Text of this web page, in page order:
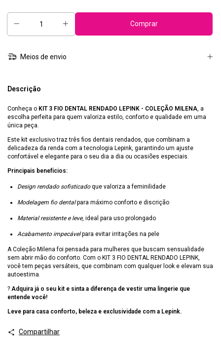
Meios de envio
Descrição
Conheça o KIT 3 FIO DENTAL RENDADO LEPINK - COLEÇÃO MILENA, a
escolha perfeita para quem valoriza estilo, conforto e qualidade em uma
única peça.
Este kit exclusivo traz três fios dentais rendados, que combinam a
delicadeza da renda com a tecnologia Lepink, garantindo um ajuste
confortável e elegante para o seu dia a dia ou ocasiões especiais.
Principais benefícios:
Design rendado sofisticadoque valoriza a feminilidade
Modelagem fio dentalpara máximo conforto e discrição
Material resistente e leve, ideal para uso prolongado
Acabamento impecávelpara evitar irritações na pele
A Coleção Milena foi pensada para mulheres que buscam sensualidade
sem abrir mão do conforto. Com o KIT 3 FIO DENTAL RENDADO LEPINK,
você tem peças versáteis, que combinam com qualquer look e elevam sua
autoestima.
? Adquira já o seu kit e sinta a diferença de vestir uma lingerie que
entende você!
Leve para casa conforto, beleza e exclusividade com a Lepink.
Compartilhar